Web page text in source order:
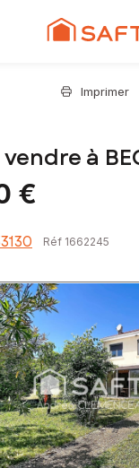
Imprimer
à
€
Réf 1662245